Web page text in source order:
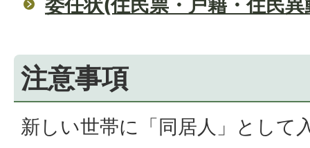
注意事項
新しい世帯に「同居人」として